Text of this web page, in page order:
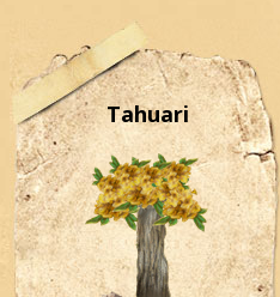
Nerwowy system
Pamięć
Przeziębienie
rewitalizujące Serce -
wsparcie wzmocnienie
organizmu Zmęczenie
Wzrok - wzmocnienie
Wątroba
Tahuari